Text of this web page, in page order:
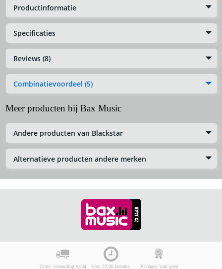
Productinformatie
Specificaties
Reviews (8)
Combinatievoordeel (5)
Meer producten bij Bax Music
Andere producten van Blackstar
Alternatieve producten andere merken
Gratis verzending vanaf
Voor 23:00 besteld,
30 dagen 'niet goed